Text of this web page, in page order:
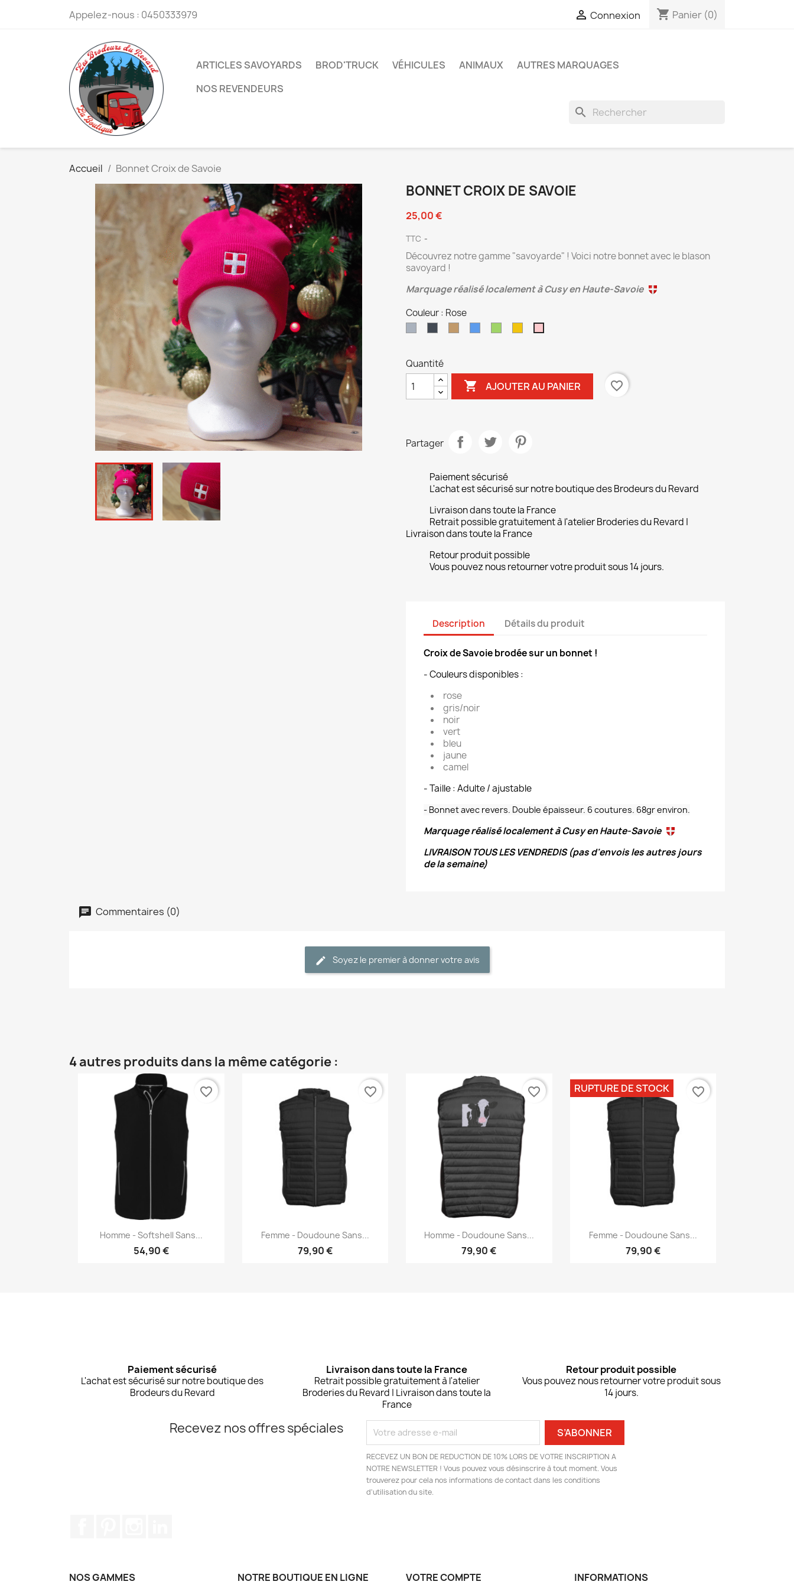
Appelez-nous : 0450333979  Connexion shopping_cart Panier (0)
ARTICLES SAVOYARDS BROD'TRUCK VÉHICULES ANIMAUX
AUTRES MARQUAGES
NOS REVENDEURS
search
Accueil Bonnet Croix de Savoie
BONNET CROIX DE SAVOIE
25,00 €
TTC
Découvrez notre gamme "savoyarde" ! Voici notre bonnet avec le blason
savoyard !
Marquage réalisé localement à Cusy en Haute-Savoie
Couleur : Rose
Quantité
 AJOUTER AU PANIER favorite_border
Partager
Paiement sécurisé
L'achat est sécurisé sur notre boutique des Brodeurs du Revard
Livraison dans toute la France
Retrait possible gratuitement à l'atelier Broderies du Revard |
Livraison dans toute la France
Retour produit possible
Vous pouvez nous retourner votre produit sous 14 jours.
Description Détails du produit
Croix de Savoie brodée sur un bonnet !
- Couleurs disponibles :
rose
gris/noir
noir
vert
bleu
jaune
camel
- Taille : Adulte / ajustable
- Bonnet avec revers. Double épaisseur. 6 coutures. 68gr environ.
Marquage réalisé localement à Cusy en Haute-Savoie
LIVRAISON TOUS LES VENDREDIS (pas d'envois les autres jours
de la semaine)
Commentaires (0)
Soyez le premier à donner votre avis
4 autres produits dans la même catégorie :
Aperçu rapide
Homme - Softshell Sans...
54,90 €
favorite_border
Aperçu rapide
Femme - Doudoune Sans...
79,90 €
favorite_border
Aperçu rapide
Homme - Doudoune Sans...
79,90 €
favorite_border
Aperçu rapide
Femme - Doudoune Sans...
79,90 €
RUPTURE DE STOCK favorite_border
Paiement sécurisé
L'achat est sécurisé sur notre boutique des
Brodeurs du Revard
Livraison dans toute la France
Retrait possible gratuitement à l'atelier
Broderies du Revard | Livraison dans toute la
France
Retour produit possible
Vous pouvez nous retourner votre produit sous
14 jours.
Recevez nos offres spéciales
RECEVEZ UN BON DE REDUCTION DE 10% LORS DE VOTRE INSCRIPTION A
NOTRE NEWSLETTER ! Vous pouvez vous désinscrire à tout moment. Vous
trouverez pour cela nos informations de contact dans les conditions
d'utilisation du site.
NOS GAMMES NOTRE BOUTIQUE EN LIGNE VOTRE COMPTE INFORMATIONS